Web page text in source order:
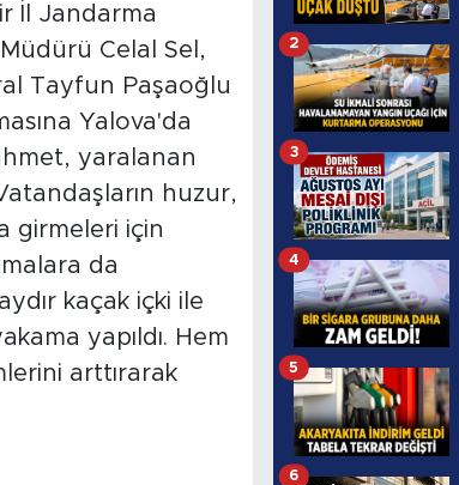
İl Jandarma
Celal Sel,
Tayfun Paşaoğlu
Yalova'da
yaralanan
huzur,
girmeleri için
da
kaçak içki ile
yapıldı. Hem
arttırarak
2
3
4
5
6